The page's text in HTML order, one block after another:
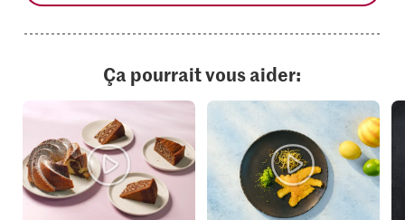
Ça pourrait vous aider: